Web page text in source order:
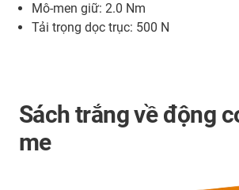
Mô-men giữ: 2.0 Nm
Tải trọng dọc trục: 500 N
Sách trắng về động
me